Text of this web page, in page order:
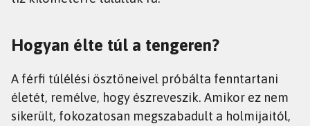
Hogyan élte túl a tengeren?
A férfi túlélési ösztöneivel próbálta fenntartani
életét, remélve, hogy észreveszik. Amikor ez nem
sikerült, fokozatosan megszabadult a holmijaitól,